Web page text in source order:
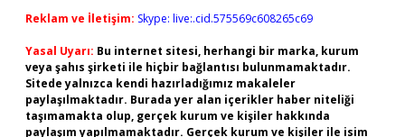
Reklam ve İletişim: Skype: live:.cid.575569c608265c69
Yasal Uyarı: Bu internet sitesi, herhangi bir marka, kurum
veya şahıs şirketi ile hiçbir bağlantısı bulunmamaktadır.
Sitede yalnızca kendi hazırladığımız makaleler
paylaşılmaktadır. Burada yer alan içerikler haber niteliği
taşımamakta olup, gerçek kurum ve kişiler hakkında
paylaşım yapılmamaktadır. Gerçek kurum ve kişiler ile isim